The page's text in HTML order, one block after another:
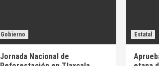
Gobierno
Jornada Nacional de
Estatal